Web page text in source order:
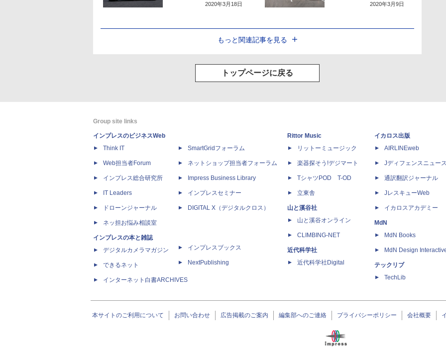
2020年3月18日 2020年3月9日
もっと関連記事を見る
トップページに戻る
Group site links
インプレスのビジネスWeb
Think IT
Web担当者Forum
インプレス総合研究所
IT Leaders
ドローンジャーナル
ネッ担お悩み相談室
インプレスの本と雑誌
デジタルカメラマガジン
できるネット
インターネット白書ARCHIVES
SmartGridフォーラム
ネットショップ担当者フォーラム
Impress Business Library
インプレスセミナー
DIGITAL X（デジタルクロス）
インプレスブックス
NextPublishing
Rittor Music
リットーミュージック
楽器探そう!デジマート
TシャツPOD T-OD
立東舎
山と溪谷社
山と溪谷オンライン
CLIMBING-NET
近代科学社
近代科学社Digital
イカロス出版
AIRLINEweb
Jディフェンスニュース
通訳翻訳ジャーナル
JレスキューWeb
イカロスアカデミー
MdN
MdN Books
MdN Design
テックリブ
TechLib
本サイトのご利用について お問い合わせ 広告掲載のご案内 編集部へのご連絡 プライバシーポリシー 会社概要